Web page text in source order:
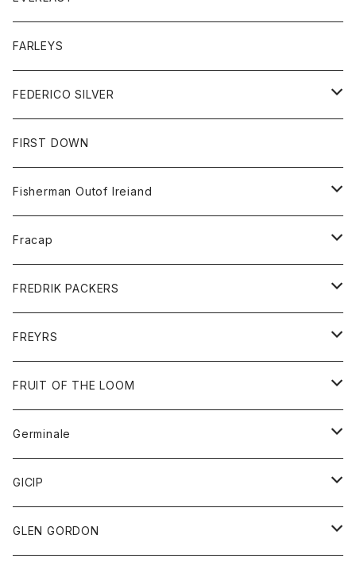
シャツ
セーター
ボトム
ショートパンツ
パンツ
レディース
コート
ジャケット
Tシャツ
ボトム
トップス
ジャケット
スエットシャツ
ボトム
スエットパンツ
グッズ
帽子
FARLEYS
FEDERICO SILVER
アクセサリー
FIRST DOWN
Fisherman Outof Ireiand
ニット
Fracap
グッズ
靴
FREDRIK PACKERS
アクセサリー
バッグ
FREYRS
サングラス
FRUIT OF THE LOOM
アウター
パーカー
グッズ
ネクタイ
トップス
Germinale
靴
サンダル
GICIP
トップス
GLEN GORDON